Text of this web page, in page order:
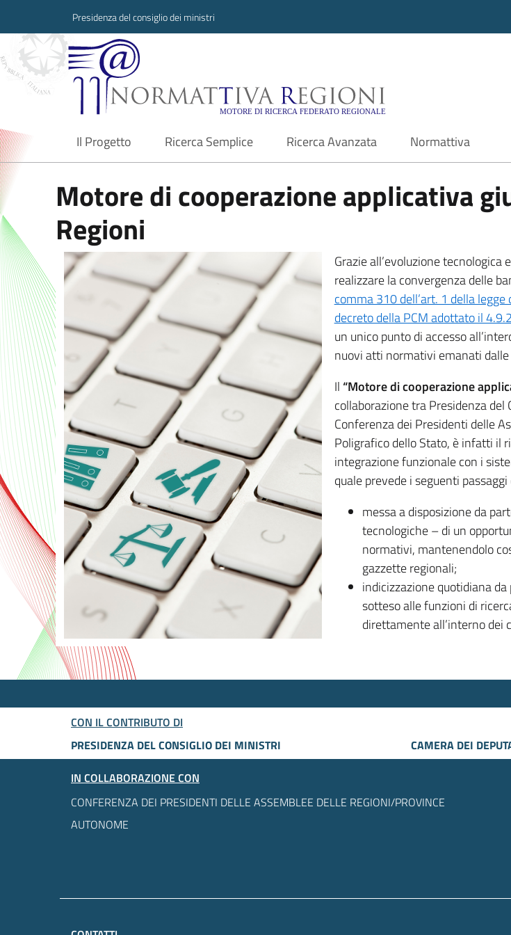
Presidenza del consiglio dei ministri
Normattiva Regioni - Motore di
Il Progetto
current Ricerca Semplice Ricerca Avanzata Normattiva
Motore di cooperazione applicativa
Regioni
Grazie all’evoluzione
realizzare la convergenza delle
comma 310 dell’art. 1 della
decreto della PCM adottato il
un unico punto di accesso
nuovi atti normativi emanati dalle
Il “Motore di cooperazione
collaborazione tra Presidenza
Conferenza dei Presidenti delle
Poligrafico dello Stato, è infatti il
integrazione funzionale con i
quale prevede i seguenti
messa a disposizione da
tecnologiche – di un
normativi, mantenendolo
gazzette regionali;
indicizzazione quotidiana
sotteso alle funzioni di
direttamente all’interno dei
CON IL CONTRIBUTO DI
PRESIDENZA DEL CONSIGLIO DEI MINISTRI
CAMERA DEI
IN COLLABORAZIONE CON
CONFERENZA DEI PRESIDENTI DELLE ASSEMBLEE DELLE REGIONI/PROVINCE
AUTONOME